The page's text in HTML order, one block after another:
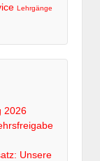
Lehrgänge
2026
Unsere